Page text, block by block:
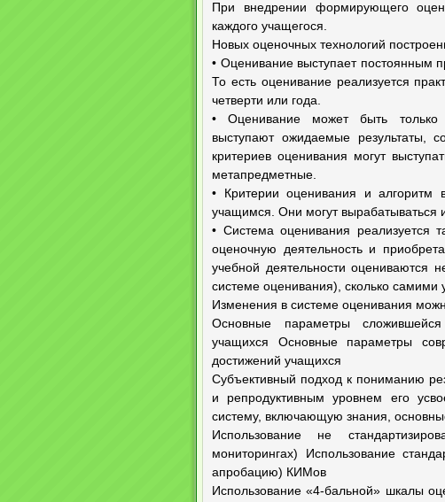
При внедрении формирующего
каждого учащегося.
Новых оценочных технологий
• Оценивание выступает постоянным
То есть оценивание реализуется
четверти или года.
• Оценивание может быть только
выступают ожидаемые результаты,
критериев оценивания могут
метапредметные.
• Критерии оценивания и алгоритм
учащимся. Они могут вырабатываться
• Система оценивания реализуется
оценочную деятельность и
учебной деятельности оцениваются
системе оценивания), сколько самими
Изменения в системе оценивания
Основные параметры сложившейся
учащихся Основные параметры
достижений учащихся
Субъективный подход к пониманию
и репродуктивным уровнем его
систему, включающую знания,
Использование не
мониторингах) Использование
апробацию) КИМов
Использование «4-бальной» шкалы